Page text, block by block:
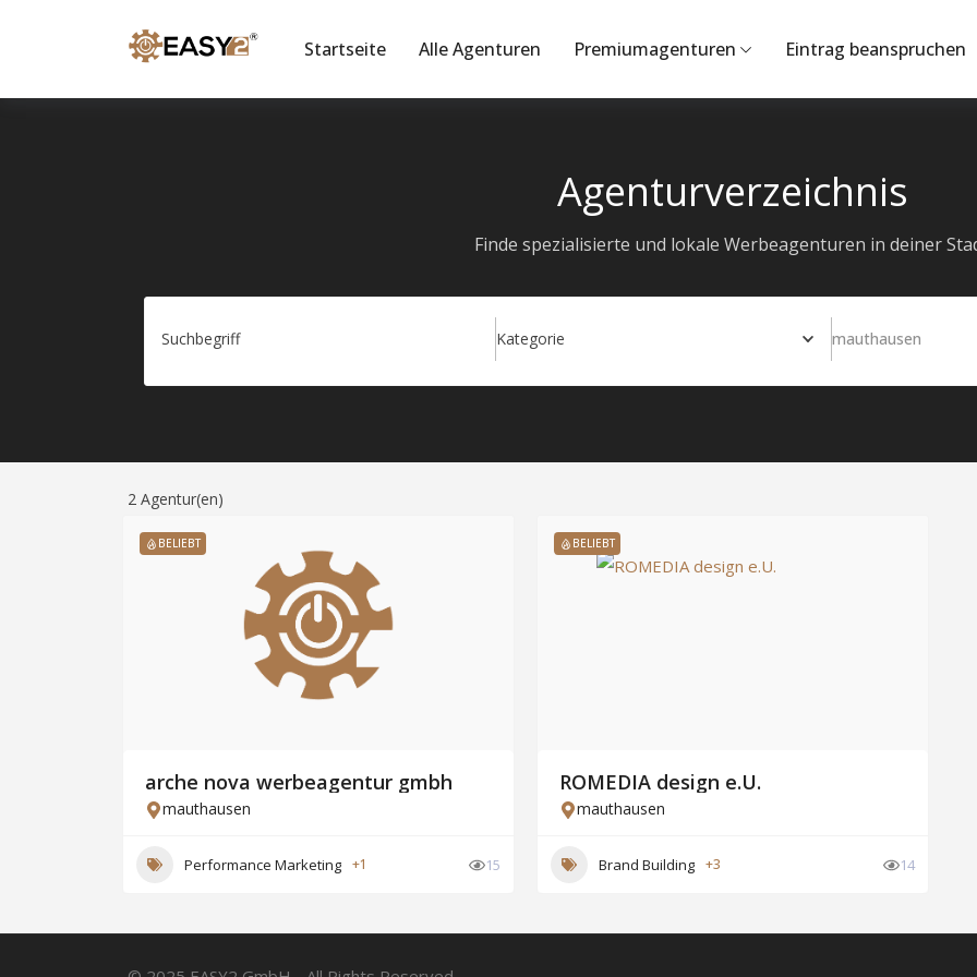
Startseite Alle Agenturen Premiumagenturen Eintrag beanspruchen
Agenturverzeichnis
Finde spezialisierte und lokale Werbeagenturen in deiner
Suchbegriff Kategorie mauthausen
2 Agentur(en)
BELIEBT
arche nova werbeagentur gmbh
mauthausen
Performance Marketing +1 15
BELIEBT
ROMEDIA design e.U.
mauthausen
Brand Building +3 14